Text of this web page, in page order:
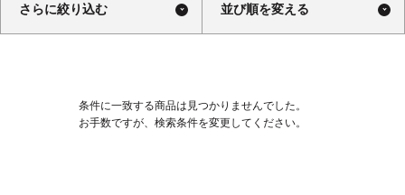
さらに絞り込む 並び順を変える
条件に一致する商品は見つかりませんでした。
お手数ですが、検索条件を変更してください。